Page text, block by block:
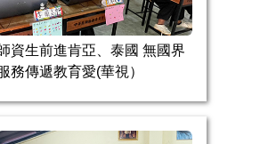
資生前進肯亞、泰國 無國界
務傳遞教育愛(華視）